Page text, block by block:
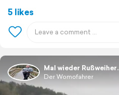
5 likes
Mal wieder Rußweiher.
Der Womofahrer